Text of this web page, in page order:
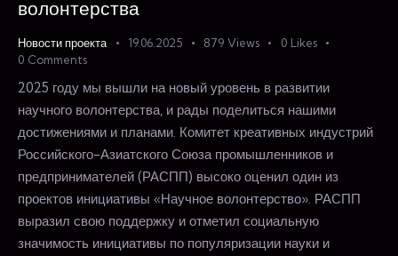
волонтерства
Новости проекта 19.06.2025 879 Views 0 Likes
0 Comments
2025 году мы вышли на новый уровень в развитии
научного волонтерства, и рады поделиться нашими
достижениями и планами. Комитет креативных индустрий
Российского-Азиатского Союза промышленников и
предпринимателей (РАСПП) высоко оценил один из
проектов инициативы «Научное волонтерство». РАСПП
выразил свою поддержку и отметил социальную
значимость инициативы по популяризации науки и